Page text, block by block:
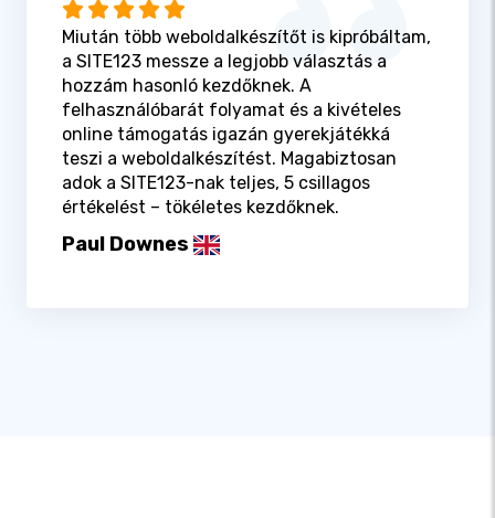
Miután több weboldalkészítőt is kipróbáltam,
a SITE123 messze a legjobb választás a
hozzám hasonló kezdőknek. A
felhasználóbarát folyamat és a kivételes
online támogatás igazán gyerekjátékká
teszi a weboldalkészítést. Magabiztosan
adok a SITE123-nak teljes, 5 csillagos
értékelést – tökéletes kezdőknek.
Paul Downes